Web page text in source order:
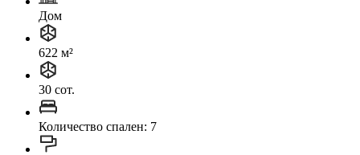
Дом
622 м²
30 сот.
Количество спален: 7